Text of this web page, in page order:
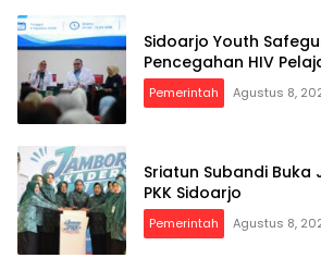
Sidoarjo Youth
Pencegahan HIV
Pemerintah Agustus 8,
Sriatun Subandi
PKK Sidoarjo
Pemerintah Agustus 8,